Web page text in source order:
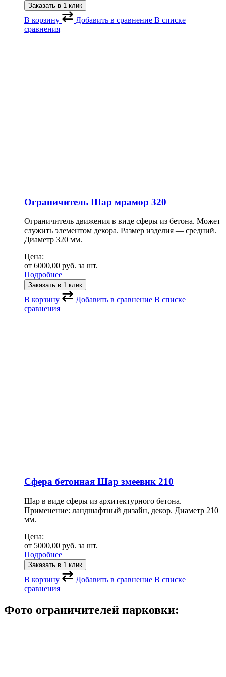
Заказать в 1 клик
В корзину Добавить в сравнение В списке
сравнения
Ограничитель Шар мрамор 320
Ограничитель движения в виде сферы из бетона. Может
служить элементом декора. Размер изделия — средний.
Диаметр 320 мм.
Цена:
от 6000,00 руб. за шт.
Подробнее
Заказать в 1 клик
В корзину Добавить в сравнение В списке
сравнения
Сфера бетонная Шар змеевик 210
Шар в виде сферы из архитектурного бетона.
Применение: ландшафтный дизайн, декор. Диаметр 210
мм.
Цена:
от 5000,00 руб. за шт.
Подробнее
Заказать в 1 клик
В корзину Добавить в сравнение В списке
сравнения
Фото ограничителей парковки: